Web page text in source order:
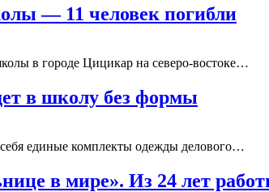
— 11 человек погибли
в городе Цицикар на северо-востоке…
в школу без формы
единые комплекты одежды делового…
в мире». Из 24 лет